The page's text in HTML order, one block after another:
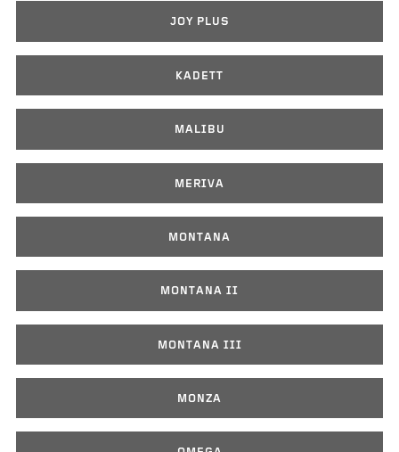
JOY PLUS
KADETT
MALIBU
MERIVA
MONTANA
MONTANA II
MONTANA III
MONZA